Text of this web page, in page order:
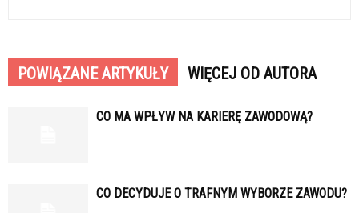
POWIĄZANE ARTYKUŁY WIĘCEJ OD AUTORA
CO MA WPŁYW NA KARIERĘ ZAWODOWĄ?
CO DECYDUJE O TRAFNYM WYBORZE ZAWODU?